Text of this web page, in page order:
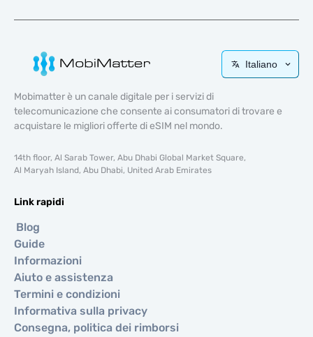
Italiano
Mobimatter è un canale digitale per i servizi di
telecomunicazione che consente ai consumatori di trovare e
acquistare le migliori offerte di eSIM nel mondo.
14th floor, Al Sarab Tower, Abu Dhabi Global Market Square,
Al Maryah Island, Abu Dhabi, United Arab Emirates
Link rapidi
Blog
Guide
Informazioni
Aiuto e assistenza
Termini e condizioni
Informativa sulla privacy
Consegna, politica dei rimborsi